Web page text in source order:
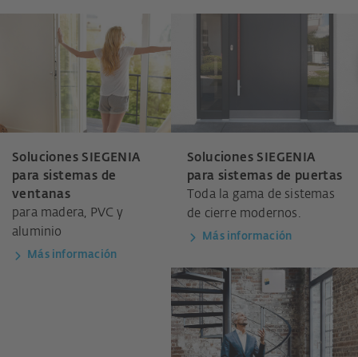
Soluciones SIEGENIA
para sistemas de
ventanas
para madera, PVC y
aluminio
Más información
Soluciones SIEGENIA
para sistemas de puertas
Toda la gama de sistemas
de cierre modernos.
Más información